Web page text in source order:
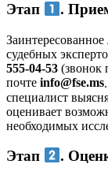
Этап .
судебных
555-04-53 (звонок
почте info@fse.ms.
специалист
оценивает
необходимых
Этап .